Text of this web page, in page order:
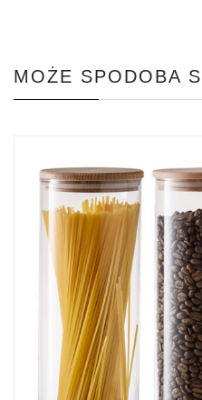
MOŻE SPODOBA